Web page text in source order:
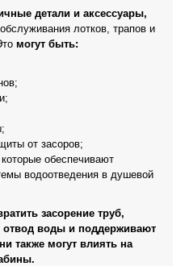
детали и аксессуары,
лотков, трапов и
могут быть:
от засоров;
обеспечивают
водоотведения в душевой
засорение труб,
воды и поддерживают
также могут влиять на